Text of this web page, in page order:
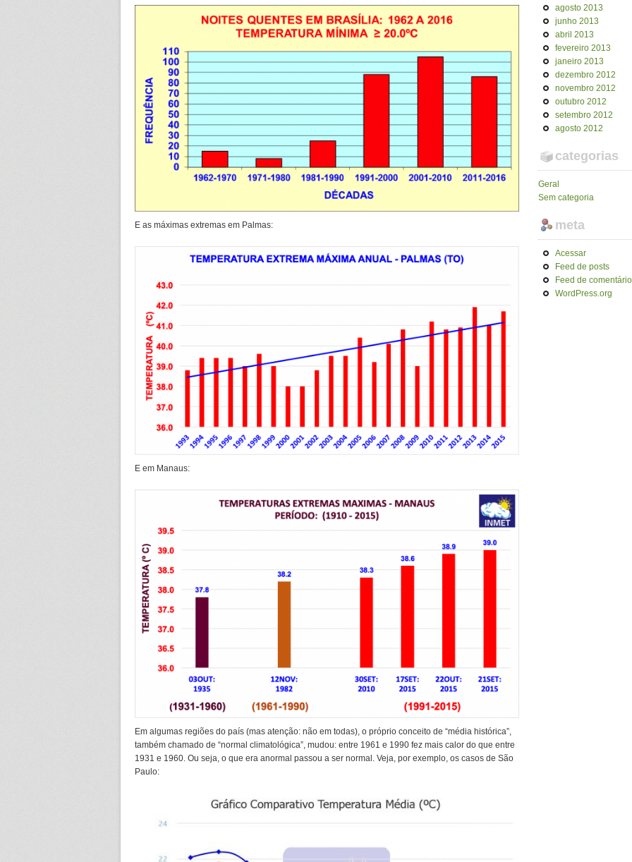
E as máximas extremas em Palmas:
E em Manaus:
Em algumas regiões do país (mas atenção: não em todas), o próprio conceito de “média histórica”,
também chamado de “normal climatológica”, mudou: entre 1961 e 1990 fez mais calor do que entre
1931 e 1960. Ou seja, o que era anormal passou a ser normal. Veja, por exemplo, os casos de São
Paulo:
agosto 2013
junho 2013
abril 2013
fevereiro 2013
janeiro 2013
dezembro 2012
novembro 2012
outubro 2012
setembro 2012
agosto 2012
categorias
Geral
Sem categoria
meta
Acessar
Feed de posts
Feed de
WordPress.org